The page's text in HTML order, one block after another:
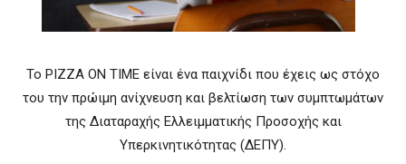
Το PIZZA ON TIME είναι ένα παιχνίδι που έχεις ως στόχο
του την πρώιμη ανίχνευση και βελτίωση των συμπτωμάτων
της Διαταραχής Ελλειμματικής Προσοχής και
Υπερκινητικότητας (ΔΕΠΥ).